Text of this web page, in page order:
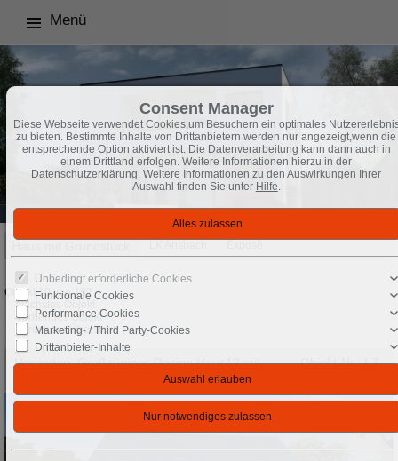
Menü
Objekt 10 von 182
Nächstes Objekt
Vorheriges Objekt
Zurück zur Übersicht
Herrieden: Großzügiges Design Haus12 mit
einem großzügigen Grundriss
Objekt-Nr.: LZ-
2026
Consent Manager
Diese Webseite verwendet Cookies,um Besuchern ein optimales
zu bieten. Bestimmte Inhalte von Drittanbietern werden nur angezeigt,wenn die
entsprechende Option aktiviert ist. Die Datenverarbeitung kann dann auch in
einem Drittland erfolgen. Weitere Informationen hierzu in der
Datenschutzerklärung. Weitere Informationen zu den Auswirkungen Ihrer
Auswahl finden Sie unter Hilfe.
Unbedingt erforderliche Cookies
Funktionale Cookies
Performance Cookies
Marketing- / Third Party-Cookies
Drittanbieter-Inhalte